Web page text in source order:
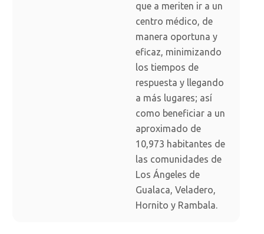
que a meriten ir a un
centro médico, de
manera oportuna y
eficaz, minimizando
los tiempos de
respuesta y llegando
a más lugares; así
como beneficiar a un
aproximado de
10,973 habitantes de
las comunidades de
Los Ángeles de
Gualaca, Veladero,
Hornito y Rambala.